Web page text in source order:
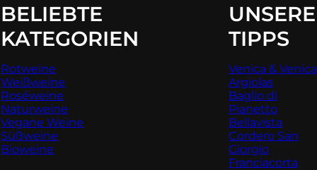
BELIEBTE
KATEGORIEN
Rotweine
Weißweine
Roséweine
Naturweine
Vegane Weine
Süßweine
Bioweine
UNSERE
TIPPS
Venica & Venica
Argiolas
Baglio di
Pianetto
Bellavista
Cordero San
Giorgio
Franciacorta